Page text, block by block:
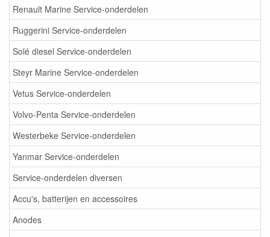
Renault Marine Service-onderdelen
Ruggerini Service-onderdelen
Solé diesel Service-onderdelen
Steyr Marine Service-onderdelen
Vetus Service-onderdelen
Volvo-Penta Service-onderdelen
Westerbeke Service-onderdelen
Yanmar Service-onderdelen
Service-onderdelen diversen
Accu's, batterijen en accessoires
Anodes